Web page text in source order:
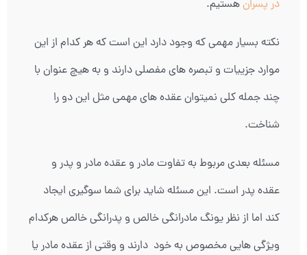
در پسران هستیم.
نکته بسیار مهمی که وجود دارد این است که هر کدام از این
موارد جزییات و تبصره های مفصلی دارند و به هیچ عنوان با
چند جمله کلی نمیتوان عقده های مهمی مثل این دو را
شناخت.
مسئله بعدی مربوط به تفاوت مادر و عقده مادر و پدر و
عقده پدر است. این مسئله شاید برای شما سوگیری ایجاد
کند اما از نظر یونگ مادرانگی خالص و پدرانگی خالص هرکدام
ویژگی هایی مخصوص به خود دارند و وقتی از عقده مادر یا